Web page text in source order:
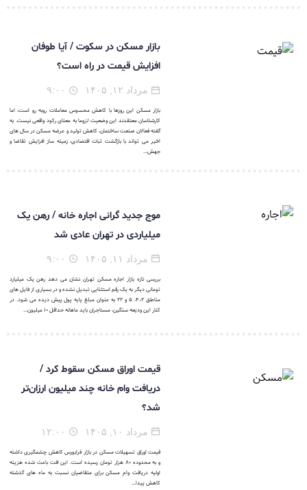
بازار مسکن در سکوت / آیا طوفان
افزایش قیمت در راه است؟
مرداد ۱۲, ۱۴۰۵
بازار مسکن این روزها با کاهش محسوس معاملات روبه رو است، اما
کارشناسان معتقدند این وضعیت لزوما به معنای رکود واقعی نیست. به
گفته فعالان صنعت ساختمان، کاهش تولید و عرضه مسکن در سال های
اخیر می تواند با بازگشت ثبات اقتصادی، زمینه ساز افزایش تقاضا و
جهش...
موج جدید گرانی اجاره خانه / رهن یک
میلیاردی در تهران عادی شد
مرداد ۱۱, ۱۴۰۵
بررسی تازه بازار اجاره مسکن تهران نشان می دهد رهن یک میلیارد
تومانی دیگر به یک رقم استثنایی تبدیل نشده و در بسیاری از فایل های
مناطق ۲، ۴، ۵ و ۲۲ به عنوان مبلغ پایه پول پیش دیده می شود. در
کنار این ودیعه سنگین، مستاجران باید ماهانه حداقل ۱۰ میلیون...
قیمت اوراق مسکن سقوط کرد /
دریافت وام خانه چند میلیون ارزان‌تر
شد؟
مرداد ۱۰, ۱۴۰۵
قیمت اوراق تسهیلات مسکن در بازار فرابورس کاهش چشمگیری داشته
و به محدوده ۸۰ هزار تومان رسیده است. این افت باعث شده هزینه
اولیه دریافت وام مسکن برای متقاضیان نسبت به ماه های گذشته
کاهش پیدا...